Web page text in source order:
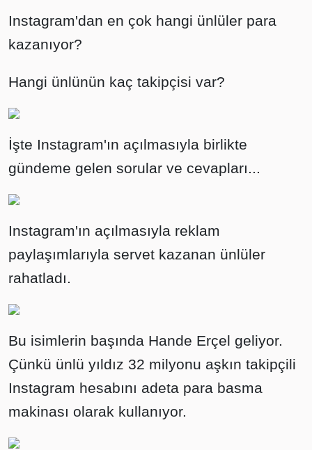
Instagram'dan en çok hangi ünlüler para
kazanıyor?
Hangi ünlünün kaç takipçisi var?
İşte Instagram'ın açılmasıyla birlikte
gündeme gelen sorular ve cevapları...
Instagram'ın açılmasıyla reklam
paylaşımlarıyla servet kazanan ünlüler
rahatladı.
Bu isimlerin başında Hande Erçel geliyor.
Çünkü ünlü yıldız 32 milyonu aşkın takipçili
Instagram hesabını adeta para basma
makinası olarak kullanıyor.